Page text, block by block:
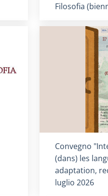
Filosofia
Titolo card:
Convegno
(dans) les
adaptation,
luglio 2026